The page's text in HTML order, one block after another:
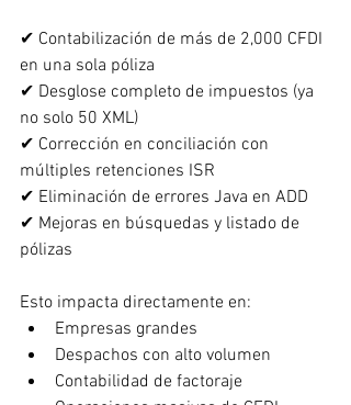
✔ Contabilización de más de 2,000 CFDI
en una sola póliza
✔ Desglose completo de impuestos (ya
no solo 50 XML)
✔ Corrección en conciliación con
múltiples retenciones ISR
✔ Eliminación de errores Java en ADD
✔ Mejoras en búsquedas y listado de
pólizas
Esto impacta directamente en:
Empresas grandes
Despachos con alto volumen
Contabilidad de factoraje